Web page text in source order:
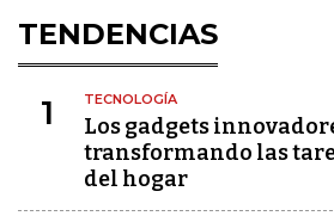
TENDENCIAS
1 TECNOLOGÍA
Los gadgets
transformando las
del hogar